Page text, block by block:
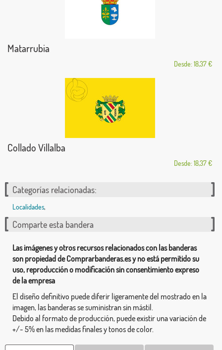
Matarrubia
Desde: 18,37 €
Collado Villalba
Desde: 18,37 €
Categorías relacionadas:
Localidades,
Comparte esta bandera
Las imágenes y otros recursos relacionados con las banderas
son propiedad de Comprarbanderas.es y no está permitido su
uso, reproducción o modificación sin consentimiento expreso
de la empresa
El diseño definitivo puede diferir ligeramente del mostrado en la
imagen, las banderas se suministran sin mástil.
Debido al formato de producción, puede existir una variación de
+/- 5% en las medidas finales y tonos de color.